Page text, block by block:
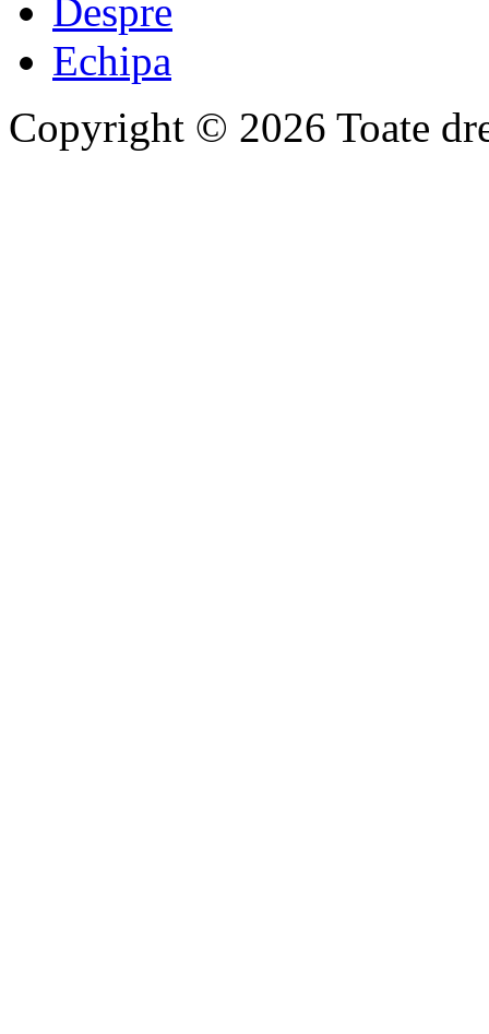
Despre
Echipa
Copyright © 2026 Toate